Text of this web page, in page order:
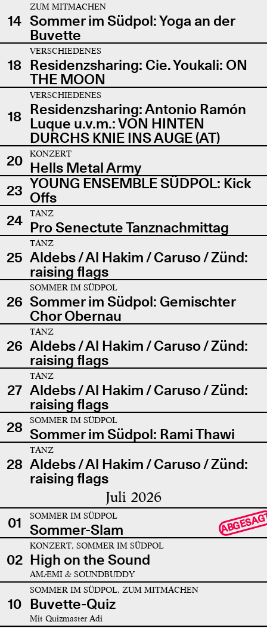
14
ZUM MITMACHEN
Sommer im Südpol: Yoga an der
Buvette
18
VERSCHIEDENES
Residenzsharing: Cie. Youkali: ON
THE MOON
18
VERSCHIEDENES
Residenzsharing: Antonio Ramón
Luque u.v.m.: VON HINTEN
DURCHS KNIE INS AUGE (AT)
20
KONZERT
Hells Metal Army
23 YOUNG ENSEMBLE SÜDPOL: Kick
Offs
24
TANZ
Pro Senectute Tanznachmittag
25
TANZ
Aldebs / Al Hakim / Caruso / Zünd:
raising flags
26
SOMMER IM SÜDPOL
Sommer im Südpol: Gemischter
Chor Obernau
26
TANZ
Aldebs / Al Hakim / Caruso / Zünd:
raising flags
27
TANZ
Aldebs / Al Hakim / Caruso / Zünd:
raising flags
28
SOMMER IM SÜDPOL
Sommer im Südpol: Rami Thawi
28
TANZ
Aldebs / Al Hakim / Caruso / Zünd:
raising flags
Juli 2026
01 SOMMER IM SÜDPOL
Sommer-Slam
02
KONZERT, SOMMER IM SÜDPOL
High on the Sound
AMÆMI & SOUNDBUDDY
10
SOMMER IM SÜDPOL, ZUM MITMACHEN
Buvette-Quiz
Mit Quizmaster Adi